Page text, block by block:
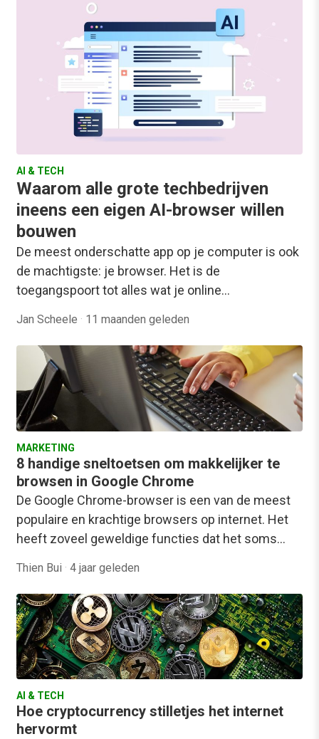
AI & TECH
Waarom alle grote techbedrijven
ineens een eigen AI-browser willen
bouwen
De meest onderschatte app op je computer is ook
de machtigste: je browser. Het is de
toegangspoort tot alles wat je online…
Jan Scheele · 11 maanden geleden
MARKETING
8 handige sneltoetsen om makkelijker te
browsen in Google Chrome
De Google Chrome-browser is een van de meest
populaire en krachtige browsers op internet. Het
heeft zoveel geweldige functies dat het soms…
Thien Bui · 4 jaar geleden
AI & TECH
Hoe cryptocurrency stilletjes het internet
hervormt